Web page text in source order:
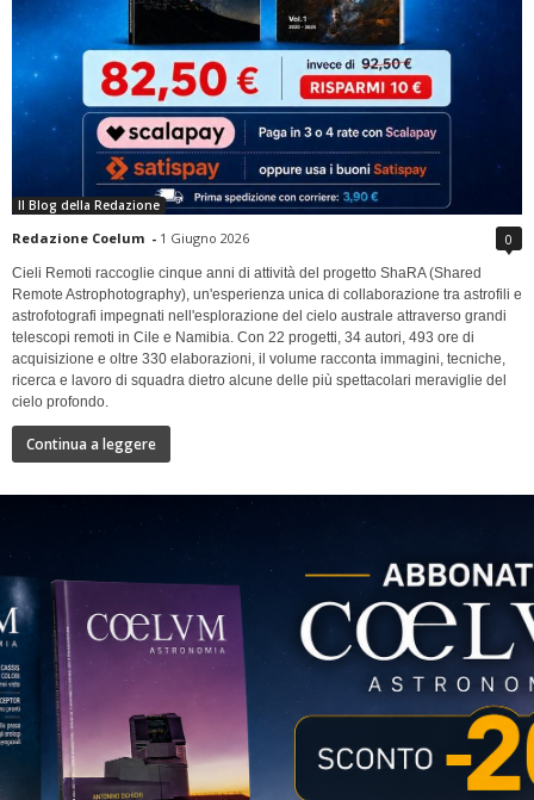
Il Blog della Redazione
Redazione Coelum - 1 Giugno 2026 0
Cieli Remoti raccoglie cinque anni di attività del progetto ShaRA (Shared
Remote Astrophotography), un'esperienza unica di collaborazione tra astrofili e
astrofotografi impegnati nell'esplorazione del cielo australe attraverso grandi
telescopi remoti in Cile e Namibia. Con 22 progetti, 34 autori, 493 ore di
acquisizione e oltre 330 elaborazioni, il volume racconta immagini, tecniche,
ricerca e lavoro di squadra dietro alcune delle più spettacolari meraviglie del
cielo profondo.
Continua a leggere